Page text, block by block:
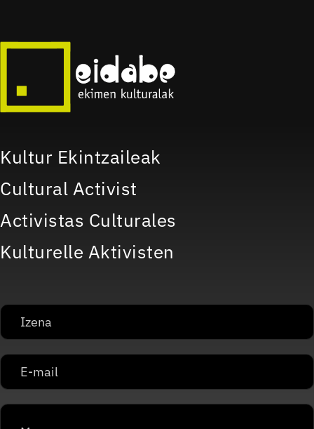
Kultur Ekintzaileak
Cultural Activist
Activistas Culturales
Kulturelle Aktivisten